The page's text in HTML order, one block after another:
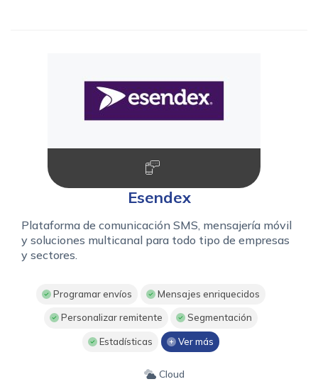
Esendex
Plataforma de comunicación SMS, mensajería móvil
y soluciones multicanal para todo tipo de empresas
y sectores.
Programar envíos Mensajes enriquecidos
Personalizar remitente Segmentación
Estadísticas Ver más
Cloud